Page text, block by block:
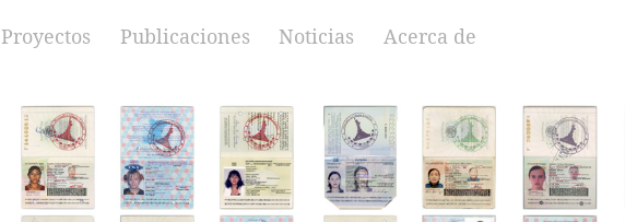
Skip to content
Proyectos Publicaciones Noticias Acerca de